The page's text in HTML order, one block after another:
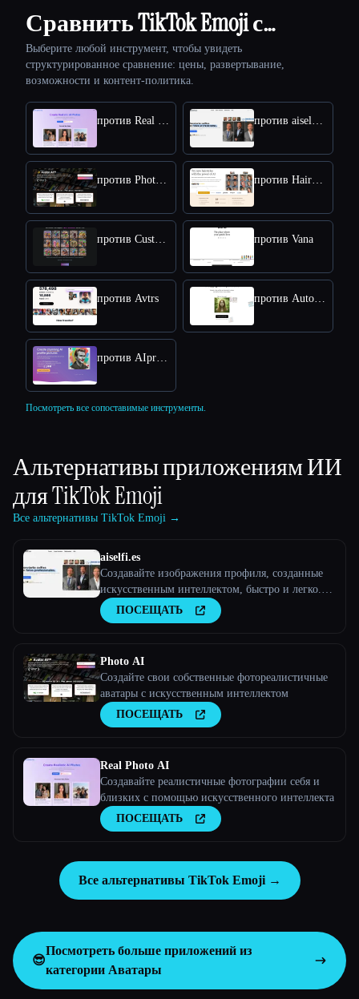
Сравнить TikTok Emoji с…
Выберите любой инструмент, чтобы увидеть
структурированное сравнение: цены, развертывание,
возможности и контент-политика.
против Real Photo AI против aiselfi.es
против Photo AI против HairstyleAI
против CustomQR AI против Vana
против Avtrs против Autoportrait
против AIprofilepic
Посмотреть все сопоставимые инструменты.
Альтернативы приложениям ИИ
дляTikTok Emoji
Все альтернативы TikTok Emoji →
aiselfi.es
Создавайте изображения профиля, созданные
искусственным интеллектом, быстро и легко.
Используйте наш инструмент для создания
бесплатных персонализированных
ПОСЕЩАТЬ
Photo AI
Создайте свои собственные фотореалистичные
аватары с искусственным интеллектом
ПОСЕЩАТЬ
Real Photo AI
Создавайте реалистичные фотографии себя и
близких с помощью искусственного интеллекта
ПОСЕЩАТЬ
Все альтернативы TikTok Emoji →
😎
Посмотреть больше приложений из
категории Аватары